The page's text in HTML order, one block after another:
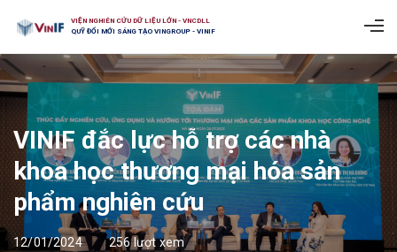
VIỆN NGHIÊN CỨU DỮ LIỆU LỚN - VNCDLL
QUỸ ĐỔI MỚI SÁNG TẠO VINGROUP - VINIF
VINIF đắc lực hỗ trợ các nhà
khoa học thương mại hóa sản
phẩm nghiên cứu
12/01/2024 256 lượt xem